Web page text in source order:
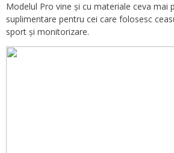
Modelul Pro vine și cu materiale ceva mai
suplimentare pentru cei care folosesc
sport și monitorizare.